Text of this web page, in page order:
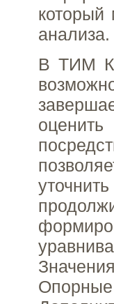
который
анализа.
В ТИМ